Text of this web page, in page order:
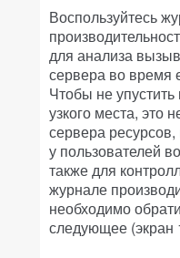
Воспользуйтесь
для анализа
сервера во время
Чтобы не
узкого места, это
сервера
у пользователей
также для
журнале
необходимо
следующее (экран